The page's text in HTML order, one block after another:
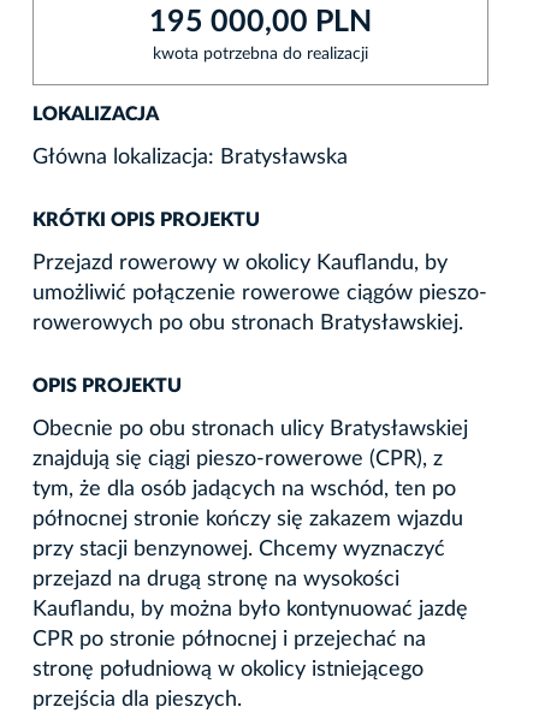
195 000,00 PLN
kwota potrzebna do realizacji
LOKALIZACJA
Główna lokalizacja: Bratysławska
KRÓTKI OPIS PROJEKTU
Przejazd rowerowy w okolicy Kauflandu, by
umożliwić połączenie rowerowe ciągów pieszo-
rowerowych po obu stronach Bratysławskiej.
OPIS PROJEKTU
Obecnie po obu stronach ulicy Bratysławskiej
znajdują się ciągi pieszo-rowerowe (CPR), z
tym, że dla osób jadących na wschód, ten po
północnej stronie kończy się zakazem wjazdu
przy stacji benzynowej. Chcemy wyznaczyć
przejazd na drugą stronę na wysokości
Kauflandu, by można było kontynuować jazdę
CPR po stronie północnej i przejechać na
stronę południową w okolicy istniejącego
przejścia dla pieszych.